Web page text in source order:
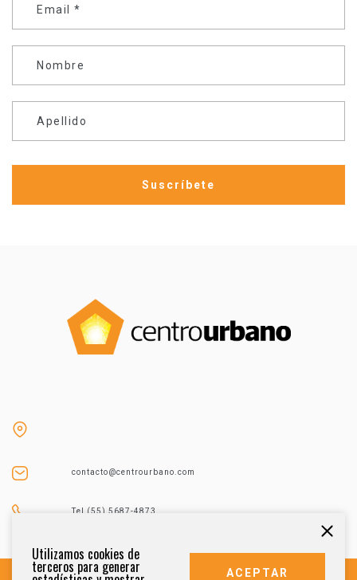
Email *
Nombre
Apellido
contacto@centrourbano.com
Tel (55) 5687-4873
Utilizamos cookies de
terceros para generar ACEPTAR